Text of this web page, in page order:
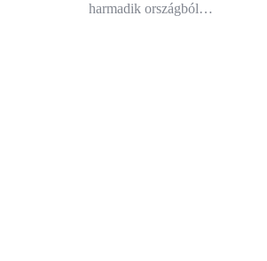
harmadik országból…